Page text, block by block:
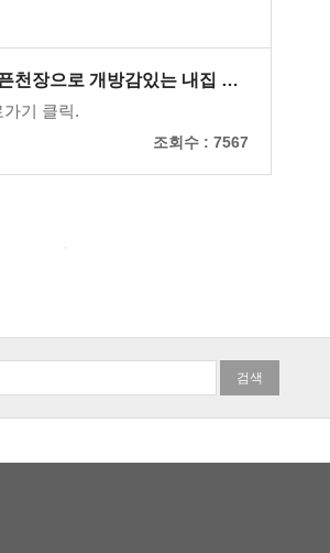
천장으로 개방감있는 내집 …
기 클릭.
조회수 : 7567